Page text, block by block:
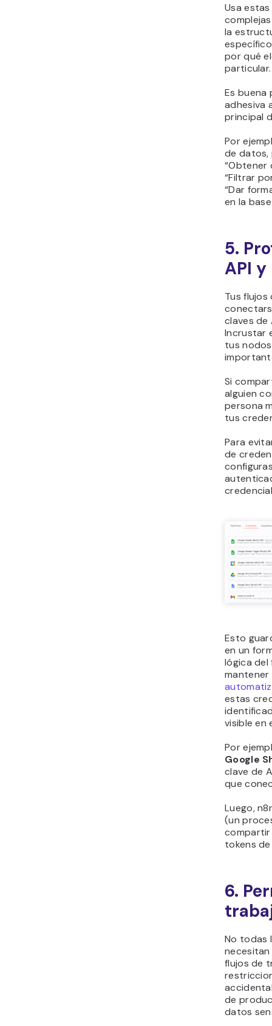
Usa
la
por qué
particular.
Es buena
adhesiva
principal
Por
de datos,
“Obtener
“Filtrar
“Dar
en la
5.
API
Tus
claves de
Incrustar
tus
Si
alguien
persona
tus
Para
de
Esto
en un
lógica del
estas
visible en
Por
Google
clave de
que
Luego,
(un
tokens
6.
No todas
flujos de
de
datos